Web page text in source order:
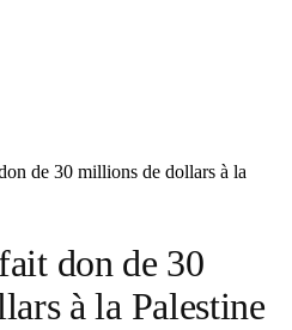
de 30 millions de dollars à la
don de 30
à la Palestine